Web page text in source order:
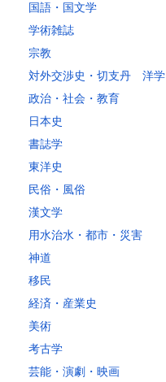
国語・国文学
学術雑誌
宗教
対外交渉史・切支丹 洋学
政治・社会・教育
日本史
書誌学
東洋史
民俗・風俗
漢文学
用水治水・都市・災害
神道
移民
経済・産業史
美術
考古学
芸能・演劇・映画